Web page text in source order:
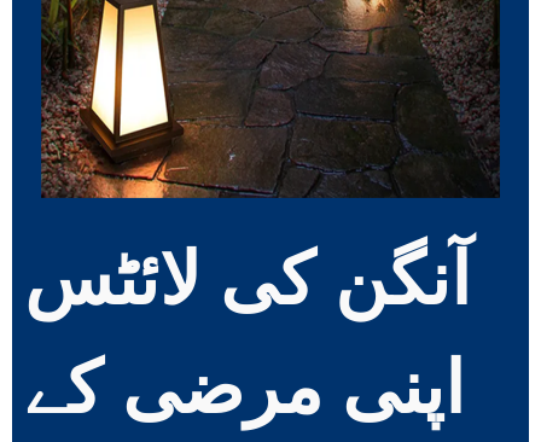
آنگن کی لائٹس
اپنی مرضی کے